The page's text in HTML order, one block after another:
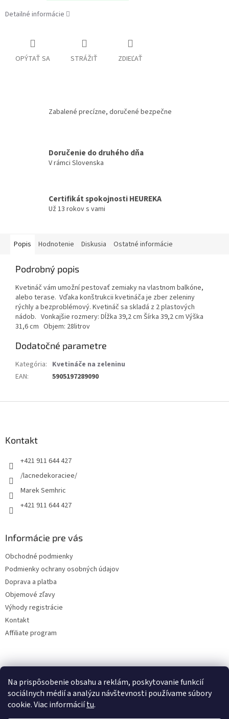
Na prispôsobenie obsahu a reklám, poskytovanie funkcií
sociálnych médií a analýzu návštevnosti používame súbory
cookie. Viac informáciítu.
Detailné informácie
OPÝTAŤ SA STRÁŽIŤ ZDIEĽAŤ
Zabalené precízne, doručené bezpečne
Doručenie do druhého dňa
V rámci Slovenska
Certifikát spokojnosti HEUREKA
Už 13 rokov s vami
Popis Hodnotenie Diskusia Ostatné informácie
Podrobný popis
Kvetináč vám umožní pestovať zemiaky na vlastnom balkóne,
alebo terase. Vďaka konštrukcii kvetináča je zber zeleniny
rýchly a bezproblémový. Kvetináč sa skladá z 2 plastových
nádob. Vonkajšie rozmery: Dĺžka 39,2 cm Šírka 39,2 cm Výška
31,6 cm Objem: 28litrov
Dodatočné parametre
Kategória: Kvetináče na zeleninu
EAN: 5905197289090
Kontakt
+421 911 644 427
/lacnedekoraciee/
Marek Semhric
+421 911 644 427
Informácie pre vás
Obchodné podmienky
Podmienky ochrany osobných údajov
Doprava a platba
Objemové zľavy
Výhody registrácie
Kontakt
Affiliate program